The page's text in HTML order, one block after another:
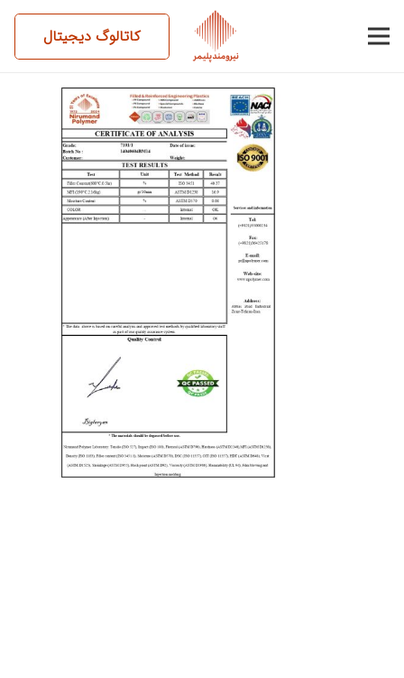
کاتالوگ دیجیتال
14040604BM14-7101-1